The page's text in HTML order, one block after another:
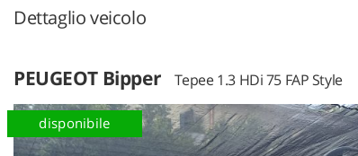
ACQUISTIAMO USATO
ASSISTENZA
CONTATTI
Dettaglio veicolo
PEUGEOT Bipper Tepee 1.3 HDi 75 FAP Style
disponibile